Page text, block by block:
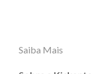
Saiba Mais